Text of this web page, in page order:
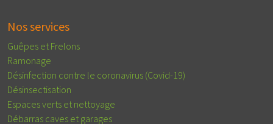
Nos services
Guêpes et Frelons
Ramonage
Désinfection contre le coronavirus (Covid-19)
Désinsectisation
Espaces verts et nettoyage
Débarras caves et garages